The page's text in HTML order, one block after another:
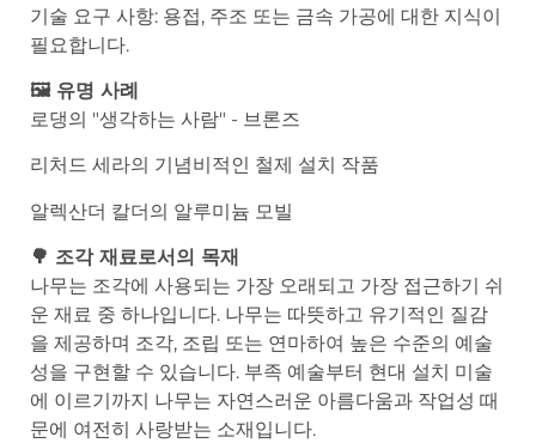
기술 요구 사항: 용접, 주조 또는 금속 가공에 대한 지식이
필요합니다.
🖼️ 유명 사례
로댕의 "생각하는 사람" - 브론즈
리처드 세라의 기념비적인 철제 설치 작품
알렉산더 칼더의 알루미늄 모빌
🌳 조각 재료로서의 목재
나무는 조각에 사용되는 가장 오래되고 가장 접근하기 쉬
운 재료 중 하나입니다. 나무는 따뜻하고 유기적인 질감
을 제공하며 조각, 조립 또는 연마하여 높은 수준의 예술
성을 구현할 수 있습니다. 부족 예술부터 현대 설치 미술
에 이르기까지 나무는 자연스러운 아름다움과 작업성 때
문에 여전히 사랑받는 소재입니다.